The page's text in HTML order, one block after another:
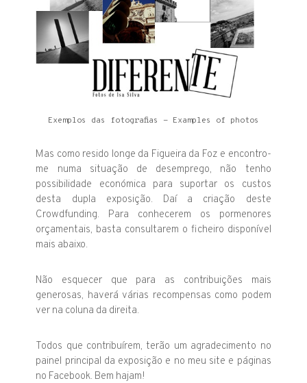
Exemplos das fotografias - Examples of photos
Mas como resido longe da Figueira da Foz e encontro-
me numa situação de desemprego, não tenho
possibilidade económica para suportar os custos
desta dupla exposição. Daí a criação deste
Crowdfunding. Para conhecerem os pormenores
orçamentais, basta consultarem o ficheiro disponível
mais abaixo.
Não esquecer que para as contribuições mais
generosas, haverá várias recompensas como podem
ver na coluna da direita.
Todos que contribuírem, terão um agradecimento no
painel principal da exposição e no meu site e páginas
no Facebook. Bem hajam!